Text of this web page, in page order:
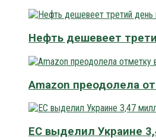
Нефть дешевеет
Amazon преодолела
ЕС выделил Украине